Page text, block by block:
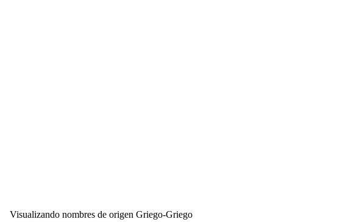
Visualizando nombres de origen Griego-Griego